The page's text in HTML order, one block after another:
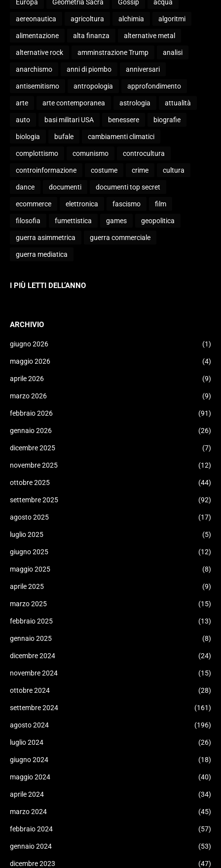
Europa Geometria Sacra Gossip acqua
aereonautica agricoltura alchimia algoritmi
alimentazione alta finanza alternative metal
alternative rock amminstrazione Trump analisi
anarchismo anni di piombo anniversari
antisemitismo antropologia approfondimento
arte arte contemporanea astrologia attualità
auto basi militari USA benessere biografie
biologia bufale cambiamenti climatici
complottismo comunismo controcultura
controinformazione costume crime cultura
dance documenti documenti top secret
ecommerce elettronica fascismo film
filosofia fumettistica games geopolitica
guerra asimmetrica guerra commerciale
guerra mediatica
I PIÙ LETTI DELL’ANNO
ARCHIVIO
giugno 2026 (1)
maggio 2026 (4)
aprile 2026 (9)
marzo 2026 (9)
febbraio 2026 (91)
gennaio 2026 (26)
dicembre 2025 (7)
novembre 2025 (12)
ottobre 2025 (44)
settembre 2025 (92)
agosto 2025 (17)
luglio 2025 (5)
giugno 2025 (12)
maggio 2025 (8)
aprile 2025 (9)
marzo 2025 (15)
febbraio 2025 (13)
gennaio 2025 (8)
dicembre 2024 (24)
novembre 2024 (15)
ottobre 2024 (28)
settembre 2024 (161)
agosto 2024 (196)
luglio 2024 (26)
giugno 2024 (18)
maggio 2024 (40)
aprile 2024 (34)
marzo 2024 (45)
febbraio 2024 (57)
gennaio 2024 (53)
dicembre 2023 (47)